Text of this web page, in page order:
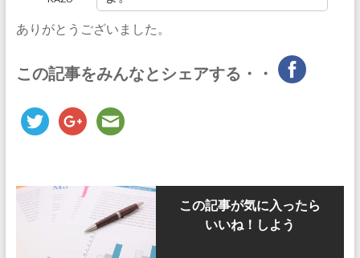
ありがとうございました。
この記事をみんなとシェアする・・
この記事が気に入ったら
いいね！しよう